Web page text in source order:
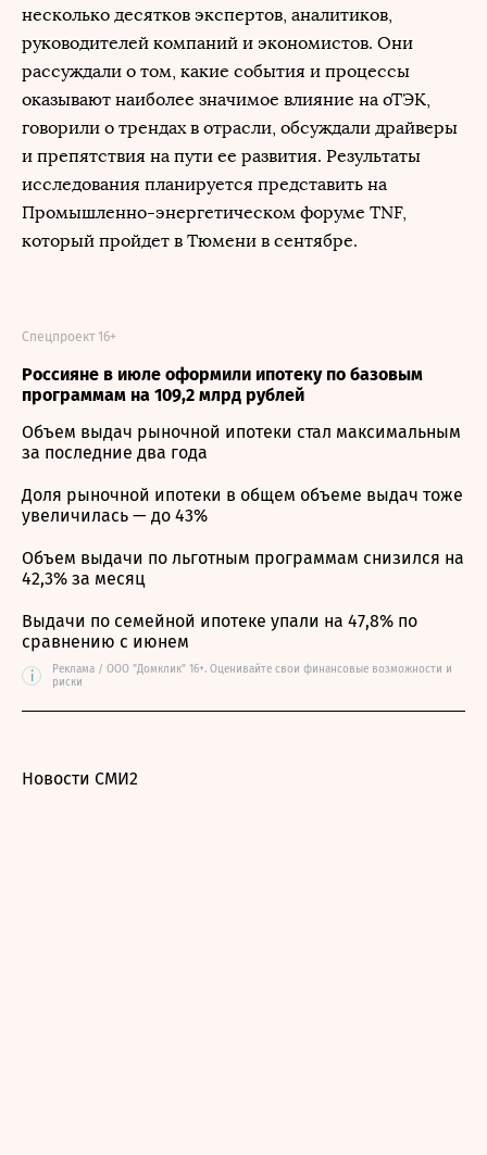
несколько десятков экспертов, аналитиков,
руководителей компаний и экономистов. Они
рассуждали о том, какие события и процессы
оказывают наиболее значимое влияние на оТЭК,
говорили о трендах в отрасли, обсуждали драйверы
и препятствия на пути ее развития. Результаты
исследования планируется представить на
Промышленно-энергетическом форуме TNF,
который пройдет в Тюмени в сентябре.
Россияне в июле оформили ипотеку по базовым
программам на 109,2 млрд рублей
Спецпроект 16+
Объем выдач рыночной ипотеки стал максимальным
за последние два года
Доля рыночной ипотеки в общем объеме выдач тоже
увеличилась — до 43%
Объем выдачи по льготным программам снизился на
42,3% за месяц
Выдачи по семейной ипотеке упали на 47,8% по
сравнению с июнем
i
Реклама / ООО "Домклик" 16+. Оценивайте свои финансовые возможности и
риски
Новости СМИ2